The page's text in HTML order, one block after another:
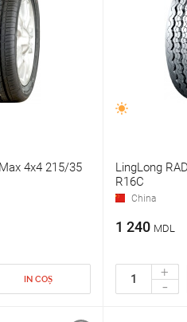
4x4 215/35
IN COȘ
LingLong
R16C
China
1 240 MDL
+
-